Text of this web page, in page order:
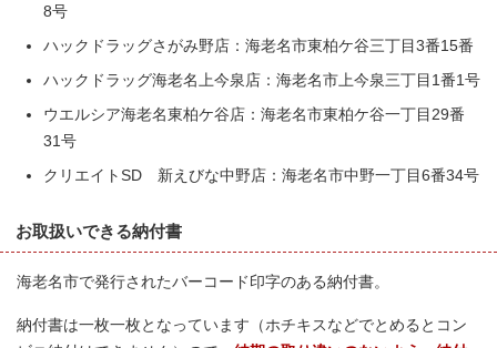
8号
ハックドラッグさがみ野店：海老名市東柏ケ谷三丁目3番15番
ハックドラッグ海老名上今泉店：海老名市上今泉三丁目1番1号
ウエルシア海老名東柏ケ谷店：海老名市東柏ケ谷一丁目29番
31号
クリエイトSD 新えびな中野店：海老名市中野一丁目6番34号
お取扱いできる納付書
海老名市で発行されたバーコード印字のある納付書。
納付書は一枚一枚となっています（ホチキスなどでとめるとコン